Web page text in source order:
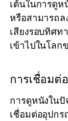
เต้นในการดู
หรือสามารถล
เสียงรอบทิศ
เข้าไปในโลก
การเชื่อม
การดูหนังในปั
เชื่อมต่ออุปก